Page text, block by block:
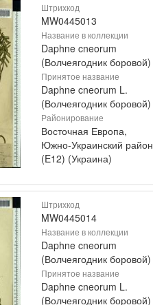
Штрихкод
MW0445013
Название в коллекции
Daphne cneorum
(Волчеягодник боровой)
Принятое название
Daphne cneorum L.
(Волчеягодник боровой)
Районирование
Восточная Европа,
Южно-Украинский район
(E12) (Украина)
Штрихкод
MW0445014
Название в коллекции
Daphne cneorum
(Волчеягодник боровой)
Принятое название
Daphne cneorum L.
(Волчеягодник боровой)